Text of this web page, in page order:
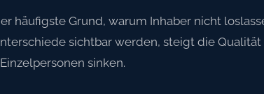
häufigste Grund, warum Inhaber nicht
sichtbar werden, steigt die
sinken.